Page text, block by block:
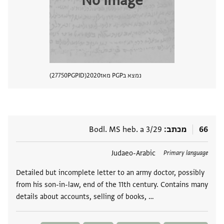
נמצא בPGP מאז 2020
PGPID
27750
66 מכתב Bodl. MS heb. a 3/29
Primary language
Judaeo-Arabic
Detailed but incomplete letter to an army doctor, possibly
from his son-in-law, end of the 11th century. Contains many
details about accounts, selling of books, …
תגים